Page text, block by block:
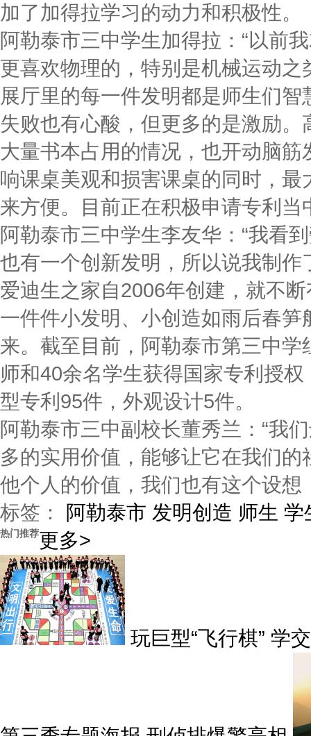
加了加得拉学习的动力和积极性。
阿勒泰市三中学生加得拉：“以前
更喜欢物理的，特别是机械运动之
展厅里的每一件发明都是师生们
失败也有心酸，但更多的是激励
大量书本占用的情况，也开动脑
响课桌美观和损害课桌的同时，
来方便。目前正在积极申请专利
阿勒泰市三中学生李友华：“我看
也有一个创新发明，所以说我制
爱迪生之家自2006年创建，就不
一件件小发明、小创造如雨后春
来。截至目前，阿勒泰市第三中学
师和40余名学生获得国家专利授
型专利95件，外观设计5件。
阿勒泰市三中副校长董秀兰：“我
多的实用价值，能够让它在我们
他个人的价值，我们也有这个设
标签： 阿勒泰市 发明创造 师生 学
热门推荐更多>
玩巨型“飞行棋” 学